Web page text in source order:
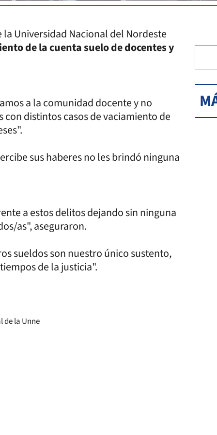
Universidad Nacional del Nordeste
de la cuenta suelo de docentes y
a la comunidad docente y no
distintos casos de vaciamiento de
sus haberes no les brindó ninguna
a estos delitos dejando sin ninguna
as", aseguraron.
sueldos son nuestro único sustento,
de la justicia".